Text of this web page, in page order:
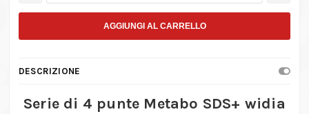
punte
SDS+
widia
AGGIUNGI AL CARRELLO
DESCRIZIONE
Serie di 4 punte Metabo SDS+ widia